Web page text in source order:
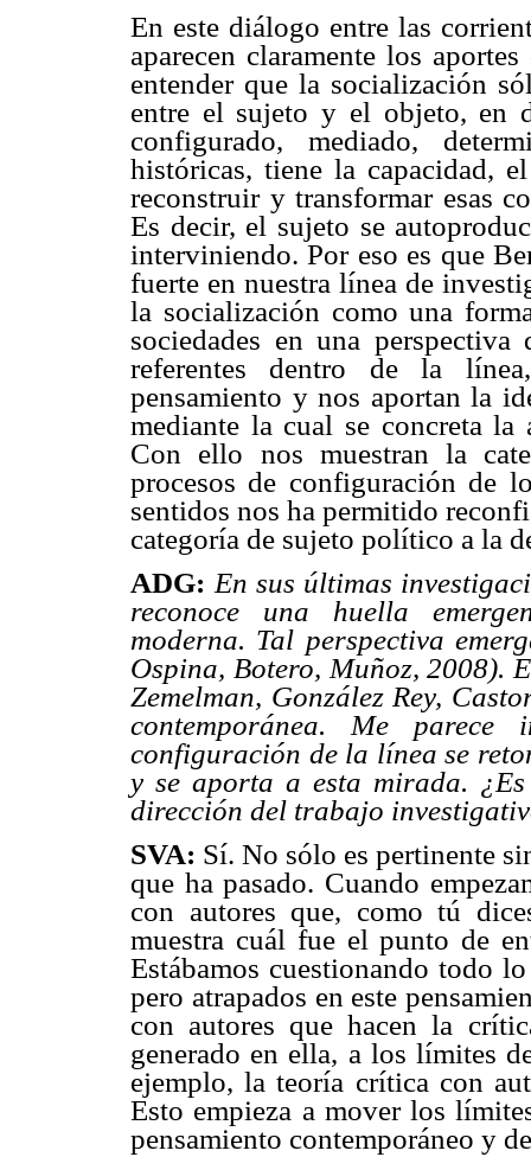
En este diálogo entre las
aparecen claramente los
entender que la socialización
entre el sujeto y el objeto, en
configurado, mediado,
históricas, tiene la capacidad,
reconstruir y transformar esas
Es decir, el sujeto se
interviniendo. Por eso es que
fuerte en nuestra línea de
la socialización como una
sociedades en una
referentes dentro de la
pensamiento y nos aportan la
mediante la cual se concreta
Con ello nos muestran la
procesos de configuración de
sentidos nos ha permitido
categoría de sujeto político a la
ADG: En sus últimas
reconoce una huella
moderna. Tal perspectiva
Ospina, Botero, Muñoz, 2008).
Zemelman, González Rey,
contemporánea. Me parece
configuración de la línea se
y se aporta a esta mirada.
dirección del trabajo
SVA: Sí. No sólo es pertinente
que ha pasado. Cuando
con autores que, como tú
muestra cuál fue el punto de
Estábamos cuestionando todo
pero atrapados en este
con autores que hacen la
generado en ella, a los límites
ejemplo, la teoría crítica con
Esto empieza a mover los
pensamiento contemporáneo y